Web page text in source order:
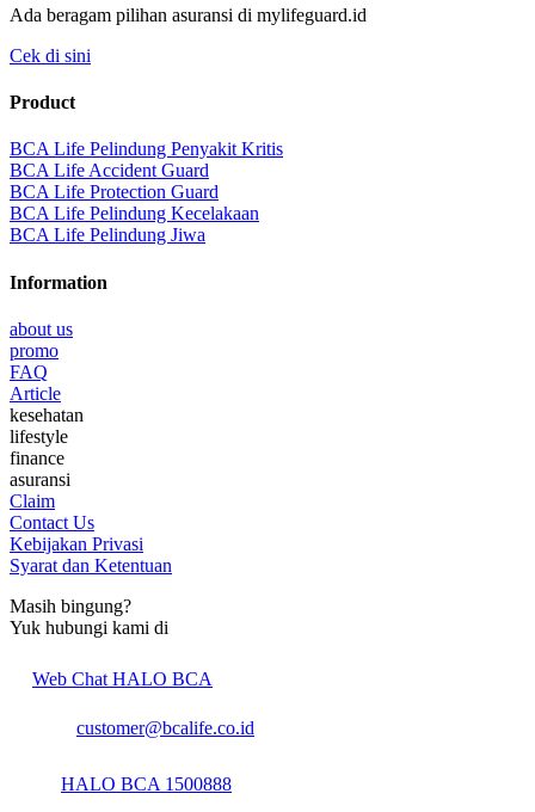
Ada beragam pilihan asuransi di mylifeguard.id
Cek di sini
Product
BCA Life Pelindung Penyakit Kritis
BCA Life Accident Guard
BCA Life Protection Guard
BCA Life Pelindung Kecelakaan
BCA Life Pelindung Jiwa
Information
about us
promo
FAQ
Article
kesehatan
lifestyle
finance
asuransi
Claim
Contact Us
Kebijakan Privasi
Syarat dan Ketentuan
Masih bingung?
Yuk hubungi kami di
Web Chat HALO BCA
customer@bcalife.co.id
HALO BCA 1500888